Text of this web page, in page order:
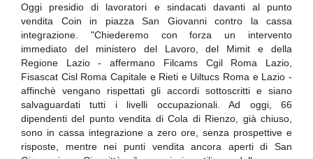
Oggi presidio di lavoratori e sindacati davanti al punto
vendita Coin in piazza San Giovanni contro la cassa
integrazione. "Chiederemo con forza un intervento
immediato del ministero del Lavoro, del Mimit e della
Regione Lazio - affermano Filcams Cgil Roma Lazio,
Fisascat Cisl Roma Capitale e Rieti e Uiltucs Roma e Lazio -
affinchè vengano rispettati gli accordi sottoscritti e siano
salvaguardati tutti i livelli occupazionali. Ad oggi, 66
dipendenti del punto vendita di Cola di Rienzo, già chiuso,
sono in cassa integrazione a zero ore, senza prospettive e
risposte, mentre nei punti vendita ancora aperti di San